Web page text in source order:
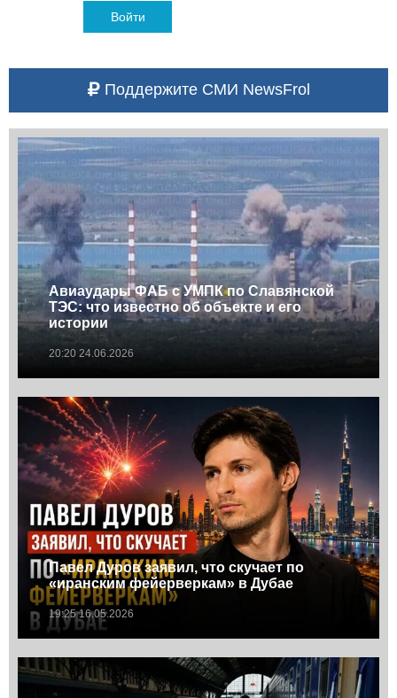
Войти
Поддержите СМИ NewsFrol
Авиаудары ФАБ с УМПК по Славянской
ТЭС: что известно об объекте и его
истории
20:20 24.06.2026
Павел Дуров заявил, что скучает по
«иранским фейерверкам» в Дубае
19:25 16.05.2026